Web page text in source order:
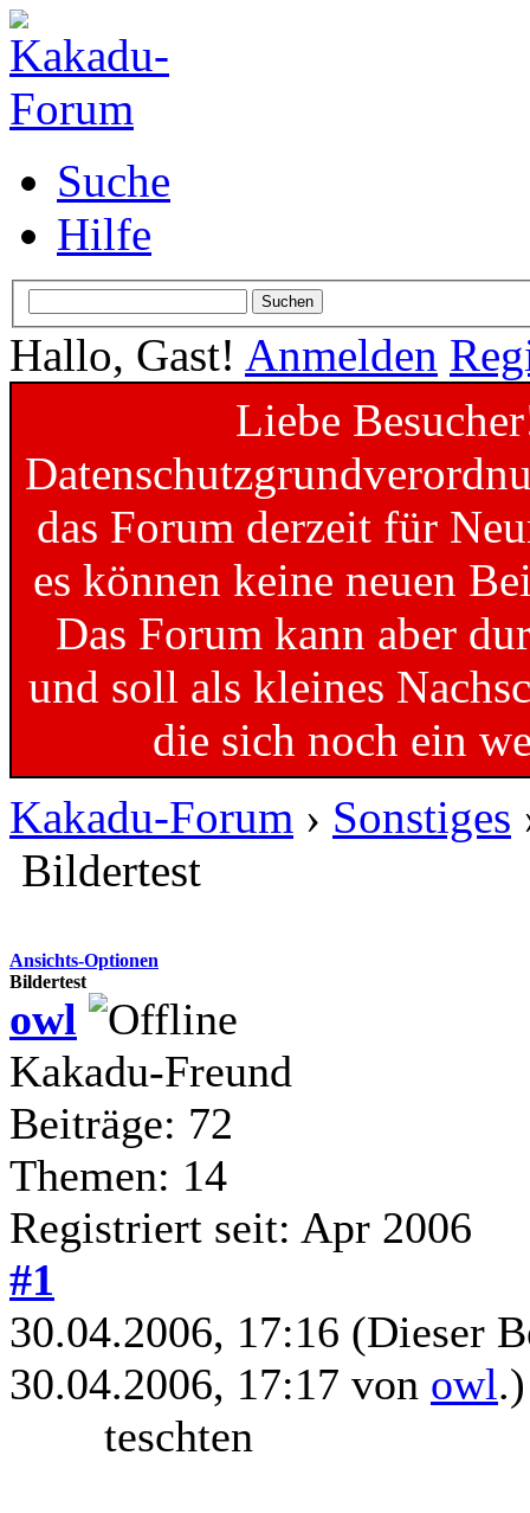
Suche
Hilfe
Hallo, Gast! Anmelden
Liebe
das Forum derzeit für
es können keine neuen
Das Forum kann aber
und soll als kleines
die sich noch ein
Kakadu-Forum › Sonstiges
Bildertest
Ansichts-Optionen
Bildertest
owl
Kakadu-Freund
Beiträge: 72
Themen: 14
Registriert seit: Apr 2006
#1
30.04.2006, 17:16 (Dieser
30.04.2006, 17:17 von owl.)
teschten